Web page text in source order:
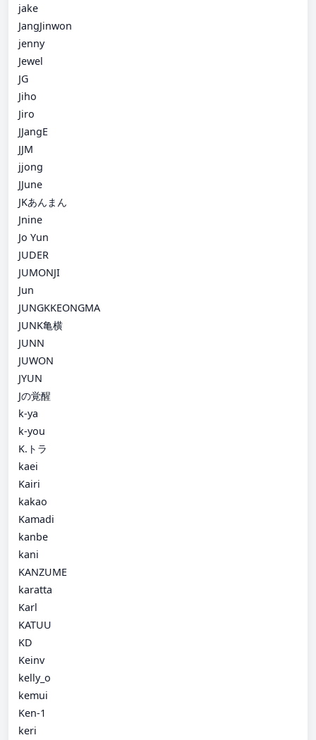
jake
JangJinwon
jenny
Jewel
JG
Jiho
Jiro
JJangE
JJM
jjong
JJune
JKあんまん
Jnine
Jo Yun
JUDER
JUMONJI
Jun
JUNGKKEONGMA
JUNK亀横
JUNN
JUWON
JYUN
Jの覚醒
k-ya
k-you
K.トラ
kaei
Kairi
kakao
Kamadi
kanbe
kani
KANZUME
karatta
Karl
KATUU
KD
Keinv
kelly_o
kemui
Ken-1
keri